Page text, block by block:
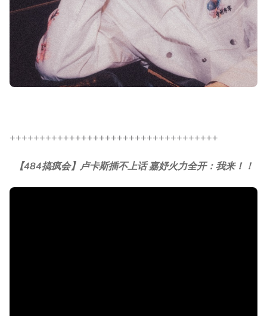
+++++++++++++++++++++++++++++++++++
【484搞疯会】卢卡斯插不上话 嘉妤火力全开：我来！！